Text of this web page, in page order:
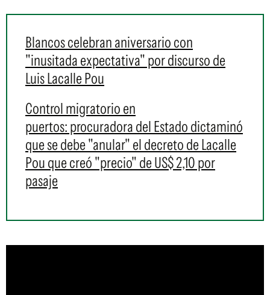
Blancos celebran aniversario con
"inusitada expectativa" por discurso de
Luis Lacalle Pou
Control migratorio en
puertos: procuradora del Estado dictaminó
que se debe "anular" el decreto de Lacalle
Pou que creó "precio" de US$ 2,10 por
pasaje